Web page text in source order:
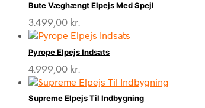
Bute Væghængt Elpejs Med Spejl
3.499,00 kr.
Pyrope Elpejs Indsats
4.999,00 kr.
Supreme Elpejs Til Indbygning